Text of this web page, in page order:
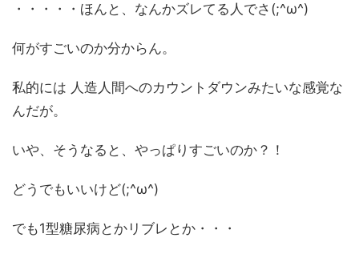
・・・・・ほんと、なんかズレてる人でさ(;^ω^)
何がすごいのか分からん。
私的には 人造人間へのカウントダウンみたいな感覚な
んだが。
いや、そうなると、やっぱりすごいのか？！
どうでもいいけど(;^ω^)
でも1型糖尿病とかリブレとか・・・